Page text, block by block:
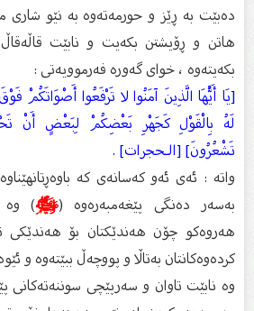
دەبێت بە ڕێز و حورمەتەوە بە نێو شاری
هاتن و ڕۆیشتن بكەیت و نابێت
بكەیتەوە ، خوای گەورە فەرموویەتی :
[يَا أَيُّهَا الَّذِينَ آمَنُوا لا تَرْفَعُوا أَصْوَاتَكُمْ
لَهُ بِالْقَوْلِ كَجَهْرِ بَعْضِكُمْ لِبَعْضٍ أَنْ
تَشْعُرُونَ] [الـحجرات] .
واتە : ئەی ئەو كەسانەی كە باوەڕتانهێناوە
بەسەر دەنگی پێغەمبەرەوە ( ﷺ) وە
هەروەكو چۆن هەندێكتان بۆ هەندێكی
كردەوەكانتان بەتاڵا و پووچەڵ ببێتەوە و
وە نابێت تاوان و سەرپێچی سوننەتەكانی